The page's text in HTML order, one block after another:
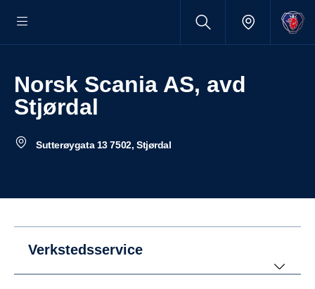
Norsk Scania AS, avd
Stjørdal
Sutterøygata 13 7502, Stjørdal
Verkstedsservice